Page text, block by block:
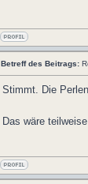
Betreff des Beitrags:
Stimmt. Die
Das wäre